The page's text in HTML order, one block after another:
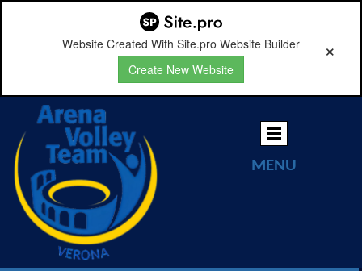
Website Created With Site.pro Website Builder
Create New Website
MENU